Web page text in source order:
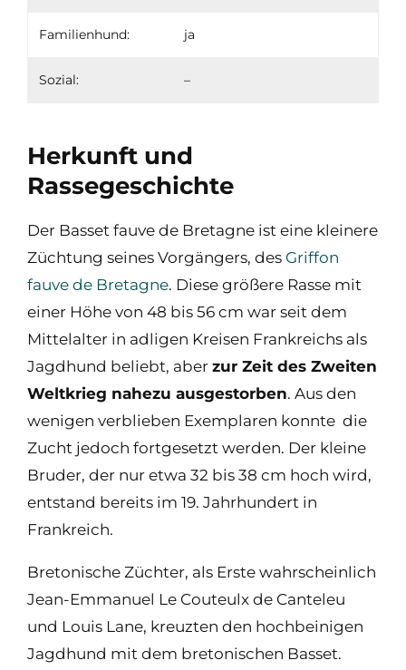
Familienhund: ja
Sozial: –
Herkunft und
Rassegeschichte
Der Basset fauve de Bretagne ist eine kleinere
Züchtung seines Vorgängers, des Griffon
fauve de Bretagne. Diese größere Rasse mit
einer Höhe von 48 bis 56 cm war seit dem
Mittelalter in adligen Kreisen Frankreichs als
Jagdhund beliebt, aber zur Zeit des Zweiten
Weltkrieg nahezu ausgestorben. Aus den
wenigen verblieben Exemplaren konnte die
Zucht jedoch fortgesetzt werden. Der kleine
Bruder, der nur etwa 32 bis 38 cm hoch wird,
entstand bereits im 19. Jahrhundert in
Frankreich.
Bretonische Züchter, als Erste wahrscheinlich
Jean-Emmanuel Le Couteulx de Canteleu
und Louis Lane, kreuzten den hochbeinigen
Jagdhund mit dem bretonischen Basset.